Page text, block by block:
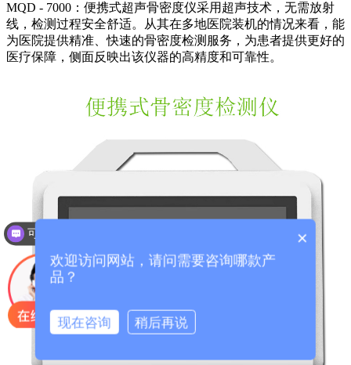
MQD - 7000：便携式超声骨密度仪采用超声技术，无需放射
线，检测过程安全舒适。从其在多地医院装机的情况来看，能
为医院提供精准、快速的骨密度检测服务，为患者提供更好的
医疗保障，侧面反映出该仪器的高精度和可靠性。
×
欢迎访问网站，请问需要咨询哪款产
品？
现在咨询 稍后再说